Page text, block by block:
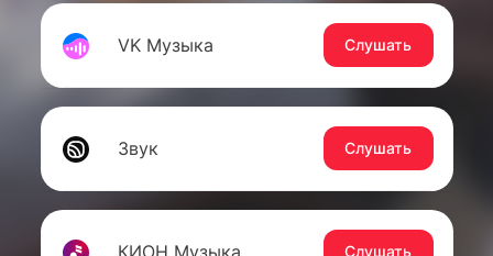
VK Музыка Слушать
Звук Слушать
КИОН Музыка Слушать